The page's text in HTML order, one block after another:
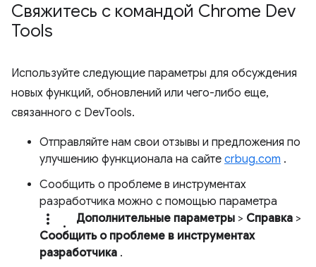
Свяжитесь с командой Chrome Dev
Tools
Используйте следующие параметры для обсуждения
новых функций, обновлений или чего-либо еще,
связанного с DevTools.
Отправляйте нам свои отзывы и предложения по
улучшению функционала на сайте crbug.com .
Сообщить о проблеме в инструментах
разработчика можно с помощью параметра
more_vert. Дополнительные параметры > Справка >
Сообщить о проблеме в инструментах
разработчика .